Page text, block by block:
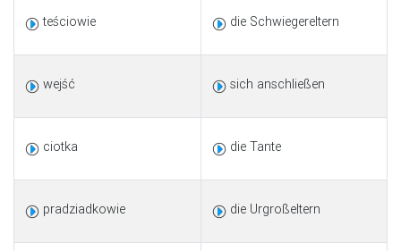
teściowie die Schwiegereltern
wejść sich anschließen
ciotka die Tante
pradziadkowie die Urgroßeltern